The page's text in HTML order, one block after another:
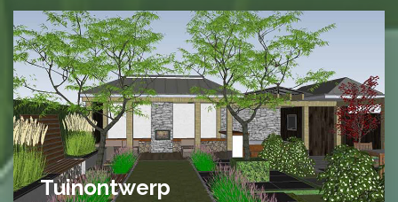
Tuinontwerp